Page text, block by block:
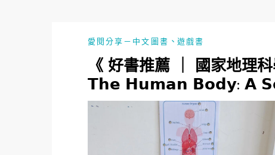
愛閱分享－中文圖書 、 遊戲書
《 好書推薦 ｜ 國家地理
𝗧𝗵𝗲 𝗛𝘂𝗺𝗮𝗻 𝗕𝗼𝗱𝘆: 𝗔